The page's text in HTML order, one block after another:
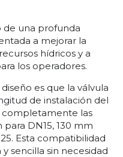
de una profunda
a mejorar la
hídricos y a
los operadores.
es que la válvula
de instalación del
completamente las
DN15, 130 mm
Esta compatibilidad
sencilla sin necesidad